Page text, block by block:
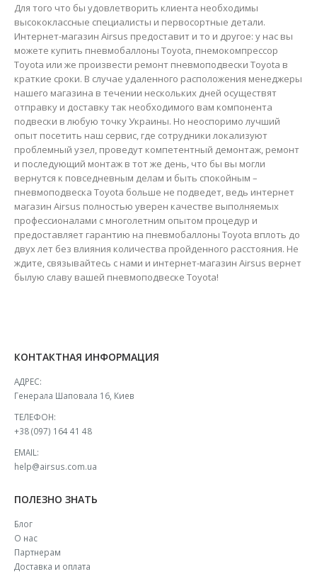
Для того что бы удовлетворить клиента необходимы
высококлассные специалисты и первосортные детали.
Интернет-магазин Airsus предоставит и то и другое: у нас вы
можете купить пневмобаллоны Toyota, пнемокомпрессор
Toyota или же произвести ремонт пневмоподвески Toyota в
краткие сроки. В случае удаленного расположения менеджеры
нашего магазина в течении нескольких дней осуществят
отправку и доставку так необходимого вам компонента
подвески в любую точку Украины. Но неоспоримо лучший
опыт посетить наш сервис, где сотрудники локализуют
проблемный узел, проведут компетентный демонтаж, ремонт
и последующий монтаж в тот же день, что бы вы могли
вернутся к повседневным делам и быть спокойным –
пневмоподвеска Toyota больше не подведет, ведь интернет
магазин Airsus полностью уверен качестве выполняемых
профессионалами с многолетним опытом процедур и
предоставляет гарантию на пневмобаллоны Toyota вплоть до
двух лет без влияния количества пройденного расстояния. Не
ждите, связывайтесь с нами и интернет-магазин Airsus вернет
былую славу вашей пневмоподвеске Toyota!
КОНТАКТНАЯ ИНФОРМАЦИЯ
АДРЕС:
Генерала Шаповала 16, Киев
ТЕЛЕФОН:
+38 (097) 164 41 48
EMAIL:
help@airsus.com.ua
ПОЛЕЗНО ЗНАТЬ
Блог
О нас
Партнерам
Доставка и оплата